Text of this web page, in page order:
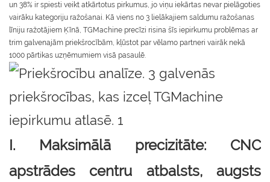
un 38% ir spiesti veikt atkārtotus pirkumus, jo viņu iekārtas nevar pielāgoties
vairāku kategoriju ražošanai. Kā viens no 3 lielākajiem saldumu ražošanas
līniju ražotājiem Ķīnā, TGMachine precīzi risina šīs iepirkumu problēmas ar
trim galvenajām priekšrocībām, kļūstot par vēlamo partneri vairāk nekā
1000 pārtikas uzņēmumiem visā pasaulē.
I. Maksimālā precizitāte: CNC
apstrādes centru atbalsts, augsts